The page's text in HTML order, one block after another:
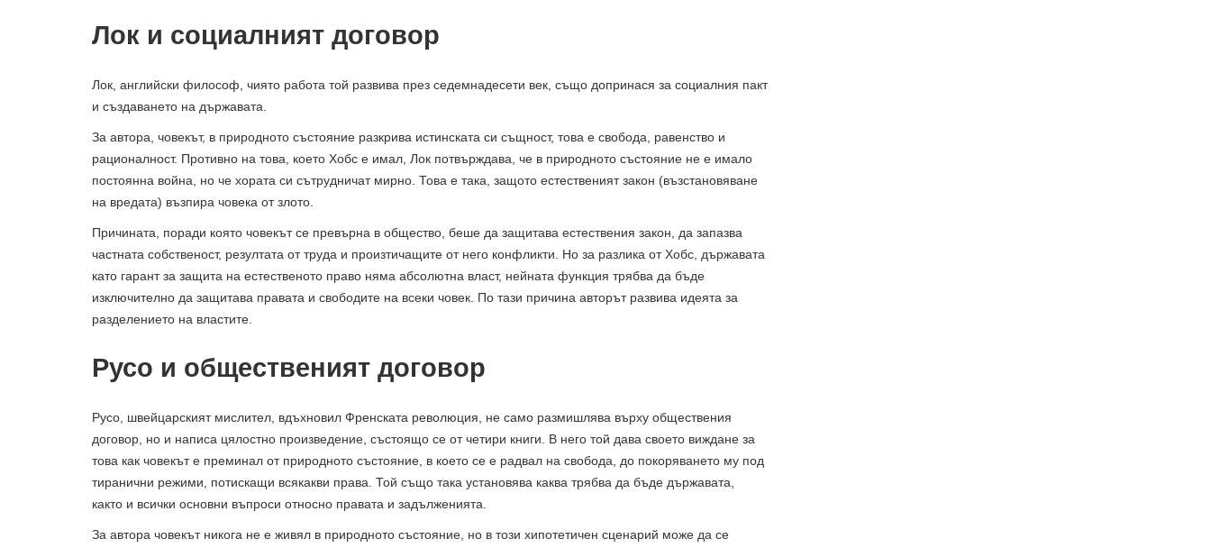
Лок и социалният договор
Лок, английски философ, чиято работа той развива през седемнадесети век, също допринася за социалния пакт
и създаването на държавата.
За автора, човекът, в природното състояние разкрива истинската си същност, това е свобода, равенство и
рационалност. Противно на това, което Хобс е имал, Лок потвърждава, че в природното състояние не е имало
постоянна война, но че хората си сътрудничат мирно. Това е така, защото естественият закон (възстановяване
на вредата) възпира човека от злото.
Причината, поради която човекът се превърна в общество, беше да защитава естествения закон, да запазва
частната собственост, резултата от труда и произтичащите от него конфликти. Но за разлика от Хобс, държавата
като гарант за защита на естественото право няма абсолютна власт, нейната функция трябва да бъде
изключително да защитава правата и свободите на всеки човек. По тази причина авторът развива идеята за
разделението на властите.
Русо и общественият договор
Русо, швейцарският мислител, вдъхновил Френската революция, не само размишлява върху обществения
договор, но и написа цялостно произведение, състоящо се от четири книги. В него той дава своето виждане за
това как човекът е преминал от природното състояние, в което се е радвал на свобода, до покоряването му под
тиранични режими, потискащи всякакви права. Той също така установява каква трябва да бъде държавата,
както и всички основни въпроси относно правата и задълженията.
За автора човекът никога не е живял в природното състояние, но в този хипотетичен сценарий може да се